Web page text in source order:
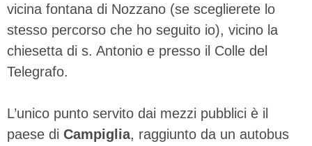
vicina fontana di Nozzano (se sceglierete lo
stesso percorso che ho seguito io), vicino la
chiesetta di s. Antonio e presso il Colle del
Telegrafo.
L’unico punto servito dai mezzi pubblici è il
paese di Campiglia, raggiunto da un autobus